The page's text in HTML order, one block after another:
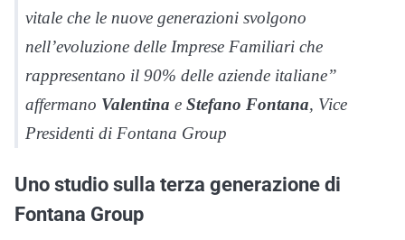
vitale che le nuove generazioni svolgono
nell’evoluzione delle Imprese Familiari che
rappresentano il 90% delle aziende italiane”
affermano Valentina e Stefano Fontana, Vice
Presidenti di Fontana Group
Uno studio sulla terza generazione di
Fontana Group